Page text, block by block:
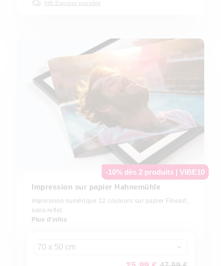
48h Express possible
-10% dès 2 produits | VIBE10
Impression sur papier Hahnemühle
Impression numérique 12 couleurs sur papier Fineart,
sans reflet.
Plus d'infos
70 x 50 cm